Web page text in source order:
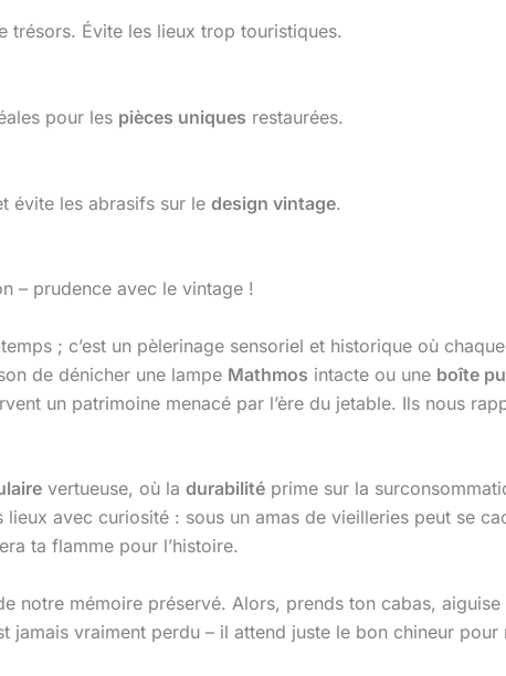
trésors. Évite les lieux trop touristiques.
pour les pièces uniques restaurées.
évite les abrasifs sur le design vintage.
– prudence avec le vintage !
; c’est un pèlerinage sensoriel et historique où
de dénicher une lampe Mathmos intacte ou une boîte
un patrimoine menacé par l’ère du jetable. Ils nous
vertueuse, où la durabilité prime sur la
avec curiosité : sous un amas de vieilleries peut se
ta flamme pour l’histoire.
notre mémoire préservé. Alors, prends ton cabas,
jamais vraiment perdu – il attend juste le bon chineur pour